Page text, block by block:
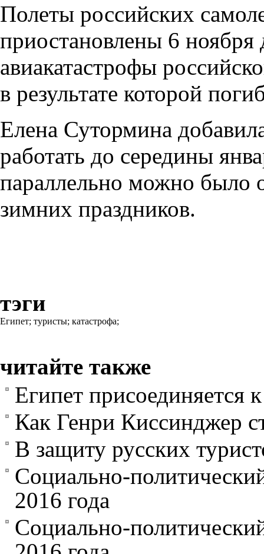
Полеты российских
приостановлены 6
авиакатастрофы
в результате которой
Елена Сутормина
работать до середины
параллельно можно было
зимних праздников.
тэги
Египет; туристы; катастрофа;
читайте также
Египет присоединяется
Как Генри Киссинджер
В защиту русских
Социально-
2016 года
Социально-